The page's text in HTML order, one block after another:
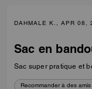
DAHMALE K., APR 08,
Sac en
Sac super pratique et
Recommander à des amis